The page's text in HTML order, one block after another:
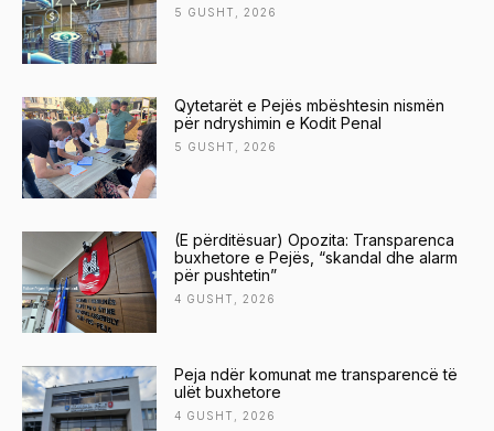
5 GUSHT, 2026
Qytetarët e Pejës mbështesin nismën
për ndryshimin e Kodit Penal
5 GUSHT, 2026
(E përditësuar) Opozita: Transparenca
buxhetore e Pejës, “skandal dhe alarm
për pushtetin”
4 GUSHT, 2026
Peja ndër komunat me transparencë të
ulët buxhetore
4 GUSHT, 2026